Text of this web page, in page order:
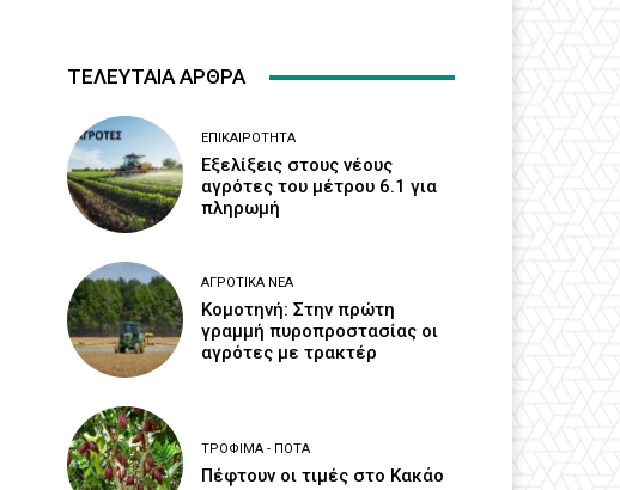
ΤΕΛΕΥΤΑΙΑ ΑΡΘΡΑ
ΕΠΙΚΑΙΡΌΤΗΤΑ
Εξελίξεις στους νέους
αγρότες του μέτρου 6.1 για
πληρωμή
ΑΓΡΟΤΙΚΆ ΝΈΑ
Κομοτηνή: Στην πρώτη
γραμμή πυροπροστασίας οι
αγρότες με τρακτέρ
ΤΡΌΦΙΜΑ - ΠΟΤΆ
Πέφτουν οι τιμές στο Κακάο